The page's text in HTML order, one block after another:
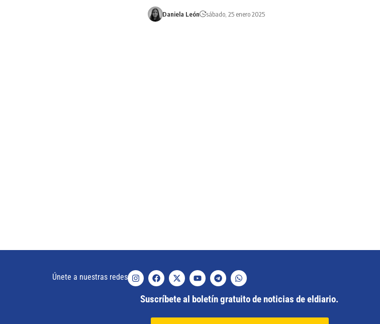
Daniela León sábado, 25 enero 2025
Únete a nuestras redes
Suscríbete al boletín gratuito de noticias de eldiario.